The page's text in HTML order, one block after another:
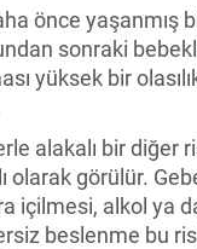
önce yaşanmış
sonraki
yüksek bir
alakalı bir diğer
olarak görülür.
içilmesi, alkol ya
beslenme bu